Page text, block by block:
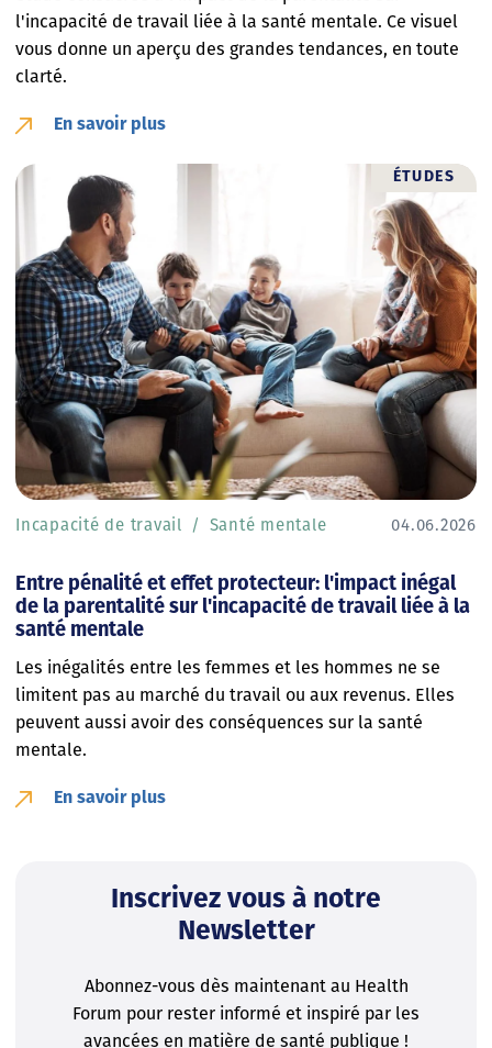
l'incapacité de travail liée à la santé mentale. Ce visuel
vous donne un aperçu des grandes tendances, en toute
clarté.
En savoir plus
Entre pénalité et effet protecteur: l'impact inégal
de la parentalité sur l'incapacité de travail liée à la
santé mentale
ÉTUDES
Incapacité de travail Santé mentale 04.06.2026
Les inégalités entre les femmes et les hommes ne se
limitent pas au marché du travail ou aux revenus. Elles
peuvent aussi avoir des conséquences sur la santé
mentale.
En savoir plus
Inscrivez vous à notre
Newsletter
Abonnez-vous dès maintenant au Health
Forum pour rester informé et inspiré par les
avancées en matière de santé publique !